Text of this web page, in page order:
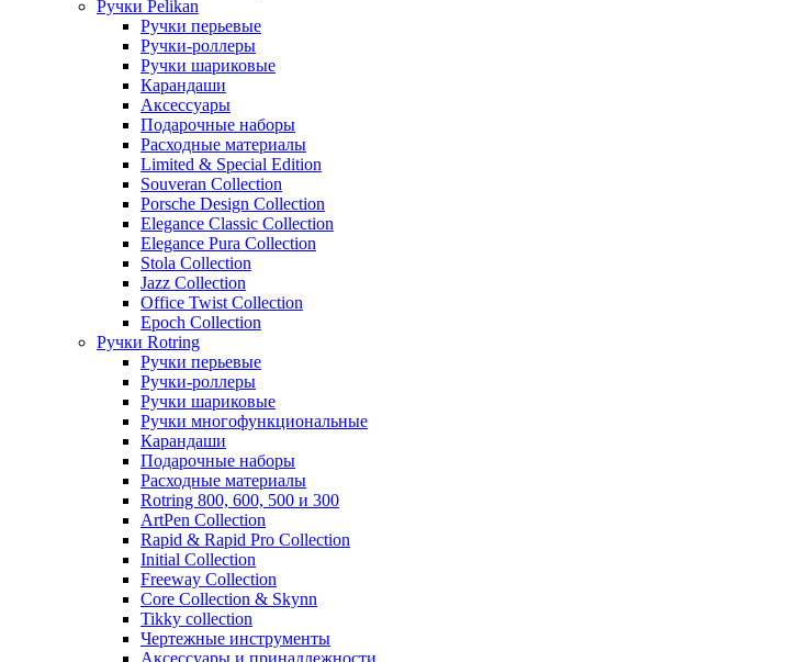
Ручки Pelikan
Ручки перьевые
Ручки-роллеры
Ручки шариковые
Карандаши
Аксессуары
Подарочные наборы
Расходные материалы
Limited & Special Edition
Souveran Collection
Porsche Design Collection
Elegance Classic Collection
Elegance Pura Collection
Stola Collection
Jazz Collection
Office Twist Collection
Epoch Collection
Ручки Rotring
Ручки перьевые
Ручки-роллеры
Ручки шариковые
Ручки многофункциональные
Карандаши
Подарочные наборы
Расходные материалы
Rotring 800, 600, 500 и 300
ArtPen Collection
Rapid & Rapid Pro Collection
Initial Collection
Freeway Collection
Core Collection & Skynn
Tikky collection
Чертежные инструменты
Аксессуары и принадлежности